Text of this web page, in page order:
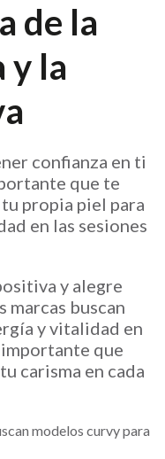
de la
y la
confianza en ti
que te
propia piel para
en las sesiones
y alegre
marcas buscan
y vitalidad en
importante que
carisma en cada
modelos curvy para